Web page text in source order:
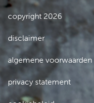
copyright 2026
disclaimer
algemene voorwaarden
privacy statement